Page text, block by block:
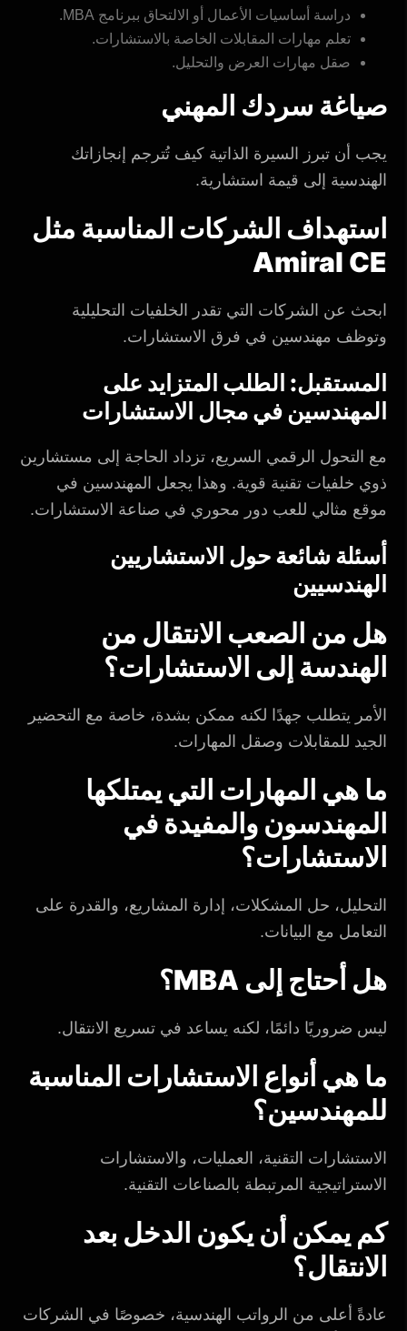
دراسة أساسيات الأعمال أو الالتحاق ببرنامج MBA.
تعلم مهارات المقابلات الخاصة بالاستشارات.
صقل مهارات العرض والتحليل.
صياغة سردك المهني
يجب أن تبرز السيرة الذاتية كيف تُترجم إنجازاتك
الهندسية إلى قيمة استشارية.
استهداف الشركات المناسبة مثل
Amiral CE
ابحث عن الشركات التي تقدر الخلفيات التحليلية
وتوظف مهندسين في فرق الاستشارات.
المستقبل: الطلب المتزايد على
المهندسين في مجال الاستشارات
مع التحول الرقمي السريع، تزداد الحاجة إلى مستشارين
ذوي خلفيات تقنية قوية. وهذا يجعل المهندسين في
موقع مثالي للعب دور محوري في صناعة الاستشارات.
أسئلة شائعة حول الاستشاريين
الهندسيين
هل من الصعب الانتقال من
الهندسة إلى الاستشارات؟
الأمر يتطلب جهدًا لكنه ممكن بشدة، خاصة مع التحضير
الجيد للمقابلات وصقل المهارات.
ما هي المهارات التي يمتلكها
المهندسون والمفيدة في
الاستشارات؟
التحليل، حل المشكلات، إدارة المشاريع، والقدرة على
التعامل مع البيانات.
هل أحتاج إلى MBA؟
ليس ضروريًا دائمًا، لكنه يساعد في تسريع الانتقال.
ما هي أنواع الاستشارات المناسبة
للمهندسين؟
الاستشارات التقنية، العمليات، والاستشارات
الاستراتيجية المرتبطة بالصناعات التقنية.
كم يمكن أن يكون الدخل بعد
الانتقال؟
عادةً أعلى من الرواتب الهندسية، خصوصًا في الشركات